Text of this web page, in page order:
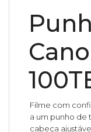
Filme com
a um punho de
cabeça